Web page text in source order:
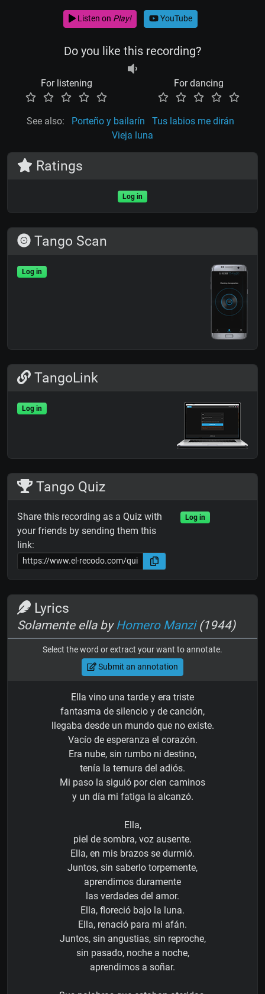
Listen on Play! YouTube
Do you like this recording?
For listening For dancing
See also: Porteño y bailarín
Tus labios me dirán
Vieja luna
Ratings
Log in
Tango Scan
Log in
TangoLink
Log in
Tango Quiz
Share this recording as a Quiz with
your friends by sending them this
link:
Log in
Lyrics
Solamente ella byHomero Manzi(1944)
Select the word or extract your want to annotate.
Submit an annotation
Ella vino una tarde y era triste
fantasma de silencio y de canción,
llegaba desde un mundo que no existe.
Vacío de esperanza el corazón.
Era nube, sin rumbo ni destino,
tenía la ternura del adiós.
Mi paso la siguió por cien caminos
y un día mi fatiga la alcanzó.
Ella,
piel de sombra, voz ausente.
Ella, en mis brazos se durmió.
Juntos, sin saberlo torpemente,
aprendimos duramente
las verdades del amor.
Ella, floreció bajo la luna.
Ella, renació para mi afán.
Juntos, sin angustias, sin reproche,
sin pasado, noche a noche,
aprendimos a soñar.